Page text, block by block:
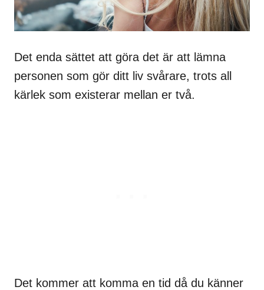
Det enda sättet att göra det är att lämna
personen som gör ditt liv svårare, trots all
kärlek som existerar mellan er två.
Det kommer att komma en tid då du känner